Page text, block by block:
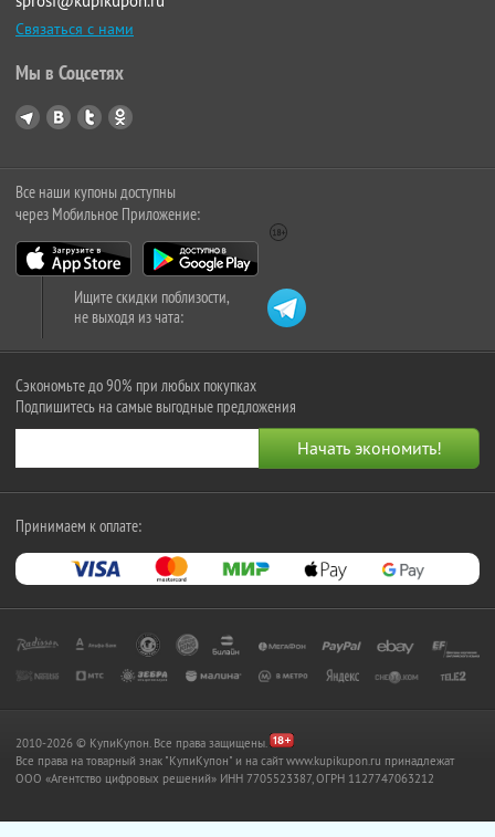
Связаться с нами
Мы в Соцсетях
Все наши купоны доступны
через Мобильное Приложение:
Ищите скидки поблизости,
не выходя из чата:
Сэкономьте до 90% при любых покупках
Подпишитесь на самые выгодные предложения
Принимаем к оплате:
2010-2026 © КупиКупон. Все права защищены.
Все права на товарный знак "КупиКупон" и на сайт www.kupikupon.ru принадлежат
OOO «Агентство цифровых решений» ИНН 7705523387, ОГРН 1127747063212